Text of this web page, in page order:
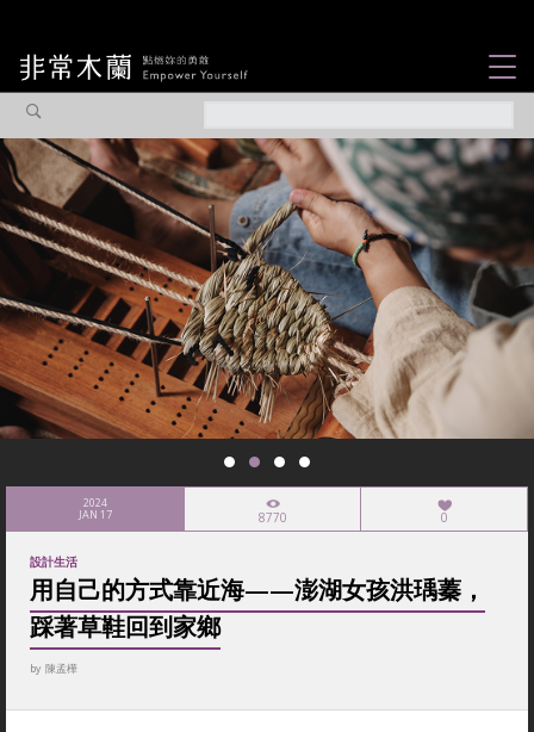
觀點專欄
焦點企劃
社會企業
認識我們
2024
JAN 17 8770 0
設計生活
用自己的方式靠近海——澎湖女孩洪瑀蓁，
踩著草鞋回到家鄉
by 陳孟樺